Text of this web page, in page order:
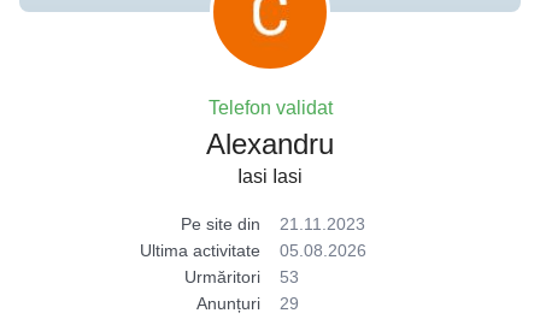
Telefon validat
Alexandru
Iasi Iasi
Pe site din
21.11.2023
Ultima activitate
05.08.2026
Urmăritori
53
Anunțuri
29